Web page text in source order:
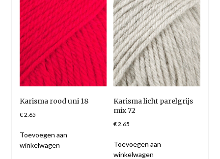
Karisma rood uni 18
€2.65
Toevoegen aan
winkelwagen
Karisma licht parelgrijs
mix 72
€2.65
Toevoegen aan
winkelwagen